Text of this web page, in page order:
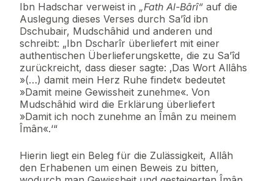
Ibn Hadschar verweist in „Fath Al-Bârî“ auf die
Auslegung dieses Verses durch Sa’îd ibn
Dschubair, Mudschâhid und anderen und
schreibt: „Ibn Dscharîr überliefert mit einer
authentischen Überlieferungskette, die zu Sa’îd
zurückreicht, dass dieser sagte: ‚Das Wort Allâhs
»(…) damit mein Herz Ruhe findet« bedeutet
»Damit meine Gewissheit zunehme«. Von
Mudschâhid wird die Erklärung überliefert
»Damit ich noch zunehme an Îmân zu meinem
Îmân«.‘“
Hierin liegt ein Beleg für die Zulässigkeit, Allâh
den Erhabenen um einen Beweis zu bitten,